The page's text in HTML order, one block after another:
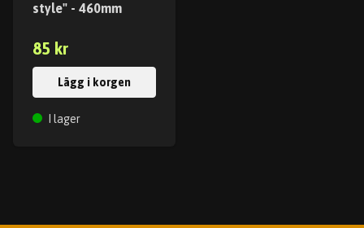
style" - 460mm
85 kr
Lägg i korgen
I lager